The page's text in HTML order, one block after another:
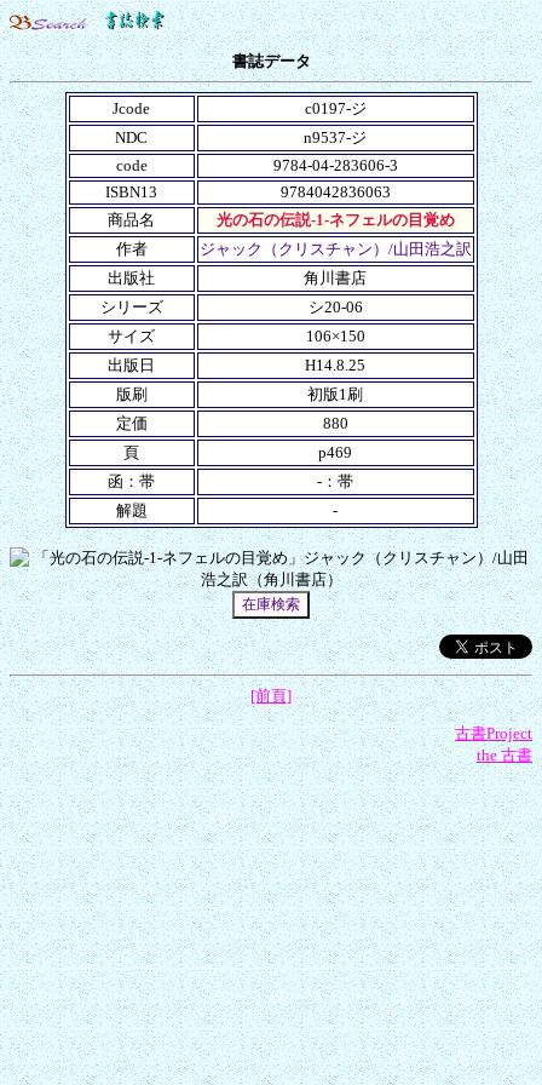
書誌データ
Jcode
c0197-ジ
NDC
n9537-ジ
code
9784-04-283606-3
ISBN13
9784042836063
商品名
光の石の伝説-1-ネフェルの目覚め
作者
ジャック（クリスチャン）/山田浩之訳
出版社
角川書店
シリーズ
シ20-06
サイズ
106×150
出版日
H14.8.25
版刷
初版1刷
定価
880
頁
p469
函：帯
-：帯
解題
-
[前頁]
古書Project
the 古書